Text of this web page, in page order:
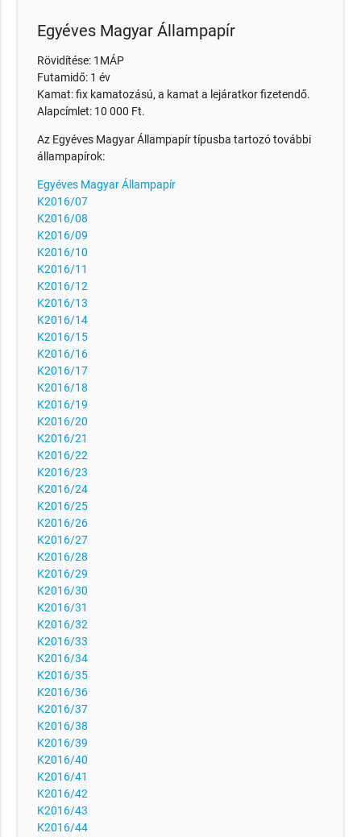
Egyéves Magyar Állampapír
Rövidítése: 1MÁP
Futamidő: 1 év
Kamat: fix kamatozású, a kamat a lejáratkor fizetendő.
Alapcímlet: 10 000 Ft.
Az Egyéves Magyar Állampapír típusba tartozó további
állampapírok:
Egyéves Magyar Állampapír
K2016/07
K2016/08
K2016/09
K2016/10
K2016/11
K2016/12
K2016/13
K2016/14
K2016/15
K2016/16
K2016/17
K2016/18
K2016/19
K2016/20
K2016/21
K2016/22
K2016/23
K2016/24
K2016/25
K2016/26
K2016/27
K2016/28
K2016/29
K2016/30
K2016/31
K2016/32
K2016/33
K2016/34
K2016/35
K2016/36
K2016/37
K2016/38
K2016/39
K2016/40
K2016/41
K2016/42
K2016/43
K2016/44